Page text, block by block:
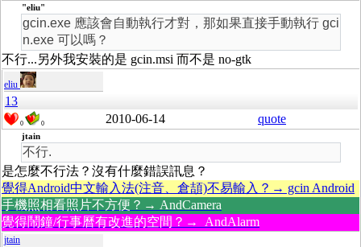
"eliu"
gcin.exe 應該會自動執行才對，那如果直接手動執行 gci
n.exe 可以嗎？
不行...另外我安裝的是 gcin.msi 而不是 no-gtk
eliu
13
0 0 2010-06-14 quote
jtain
不行.
是怎麼不行法？沒有什麼錯誤訊息？
覺得Android中文輸入法(注音、倉頡)不易輸入？→ gcin Android
手機照相看照片不方便？→ AndCamera
覺得鬧鐘/行事曆有改進的空間？→ AndAlarm
jtain